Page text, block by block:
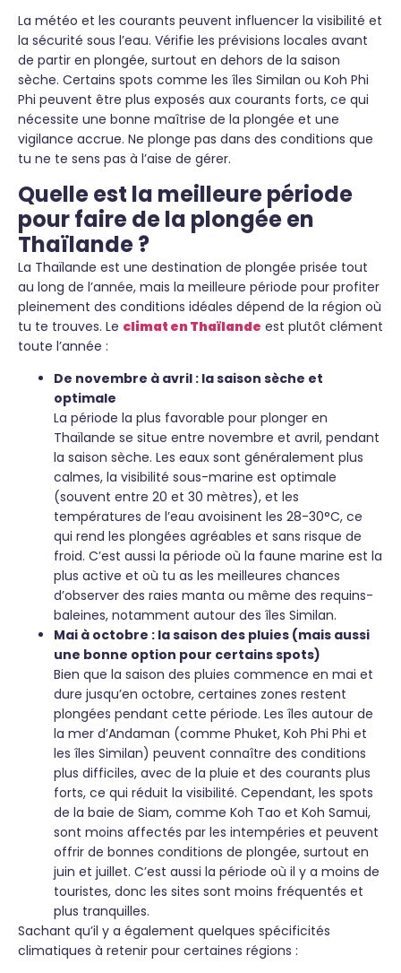
La météo et les courants peuvent influencer la visibilité et
la sécurité sous l’eau. Vérifie les prévisions locales avant
de partir en plongée, surtout en dehors de la saison
sèche. Certains spots comme les îles Similan ou Koh Phi
Phi peuvent être plus exposés aux courants forts, ce qui
nécessite une bonne maîtrise de la plongée et une
vigilance accrue. Ne plonge pas dans des conditions que
tu ne te sens pas à l’aise de gérer.
Quelle est la meilleure période
pour faire de la plongée en
Thaïlande ?
La Thaïlande est une destination de plongée prisée tout
au long de l’année, mais la meilleure période pour profiter
pleinement des conditions idéales dépend de la région où
tu te trouves. Le climat en Thaïlande est plutôt clément
toute l’année :
De novembre à avril : la saison sèche et
optimale
La période la plus favorable pour plonger en
Thaïlande se situe entre novembre et avril, pendant
la saison sèche. Les eaux sont généralement plus
calmes, la visibilité sous-marine est optimale
(souvent entre 20 et 30 mètres), et les
températures de l’eau avoisinent les 28-30°C, ce
qui rend les plongées agréables et sans risque de
froid. C’est aussi la période où la faune marine est la
plus active et où tu as les meilleures chances
d’observer des raies manta ou même des requins-
baleines, notamment autour des îles Similan.
Mai à octobre : la saison des pluies (mais aussi
une bonne option pour certains spots)
Bien que la saison des pluies commence en mai et
dure jusqu’en octobre, certaines zones restent
plongées pendant cette période. Les îles autour de
la mer d’Andaman (comme Phuket, Koh Phi Phi et
les îles Similan) peuvent connaître des conditions
plus difficiles, avec de la pluie et des courants plus
forts, ce qui réduit la visibilité. Cependant, les spots
de la baie de Siam, comme Koh Tao et Koh Samui,
sont moins affectés par les intempéries et peuvent
offrir de bonnes conditions de plongée, surtout en
juin et juillet. C’est aussi la période où il y a moins de
touristes, donc les sites sont moins fréquentés et
plus tranquilles.
Sachant qu’il y a également quelques spécificités
climatiques à retenir pour certaines régions :